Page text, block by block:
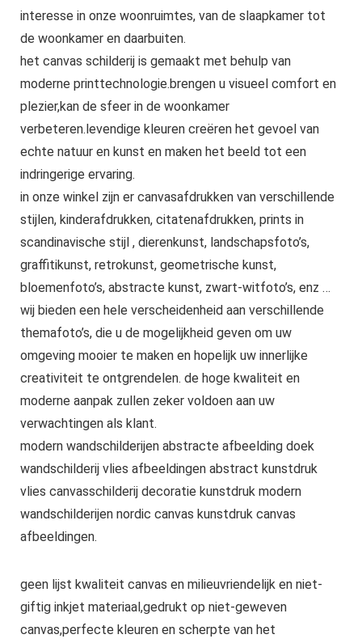
interesse in onze woonruimtes, van de slaapkamer tot
de woonkamer en daarbuiten.
het canvas schilderij is gemaakt met behulp van
moderne printtechnologie.brengen u visueel comfort en
plezier,kan de sfeer in de woonkamer
verbeteren.levendige kleuren creëren het gevoel van
echte natuur en kunst en maken het beeld tot een
indringerige ervaring.
in onze winkel zijn er canvasafdrukken van verschillende
stijlen, kinderafdrukken, citatenafdrukken, prints in
scandinavische stijl , dierenkunst, landschapsfoto’s,
graffitikunst, retrokunst, geometrische kunst,
bloemenfoto’s, abstracte kunst, zwart-witfoto’s, enz …
wij bieden een hele verscheidenheid aan verschillende
themafoto’s, die u de mogelijkheid geven om uw
omgeving mooier te maken en hopelijk uw innerlijke
creativiteit te ontgrendelen. de hoge kwaliteit en
moderne aanpak zullen zeker voldoen aan uw
verwachtingen als klant.
modern wandschilderijen abstracte afbeelding doek
wandschilderij vlies afbeeldingen abstract kunstdruk
vlies canvasschilderij decoratie kunstdruk modern
wandschilderijen nordic canvas kunstdruk canvas
afbeeldingen.
geen lijst kwaliteit canvas en milieuvriendelijk en niet-
giftig inkjet materiaal,gedrukt op niet-geweven
canvas,perfecte kleuren en scherpte van het